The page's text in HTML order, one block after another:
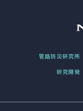
管路防災研究所
研究開発